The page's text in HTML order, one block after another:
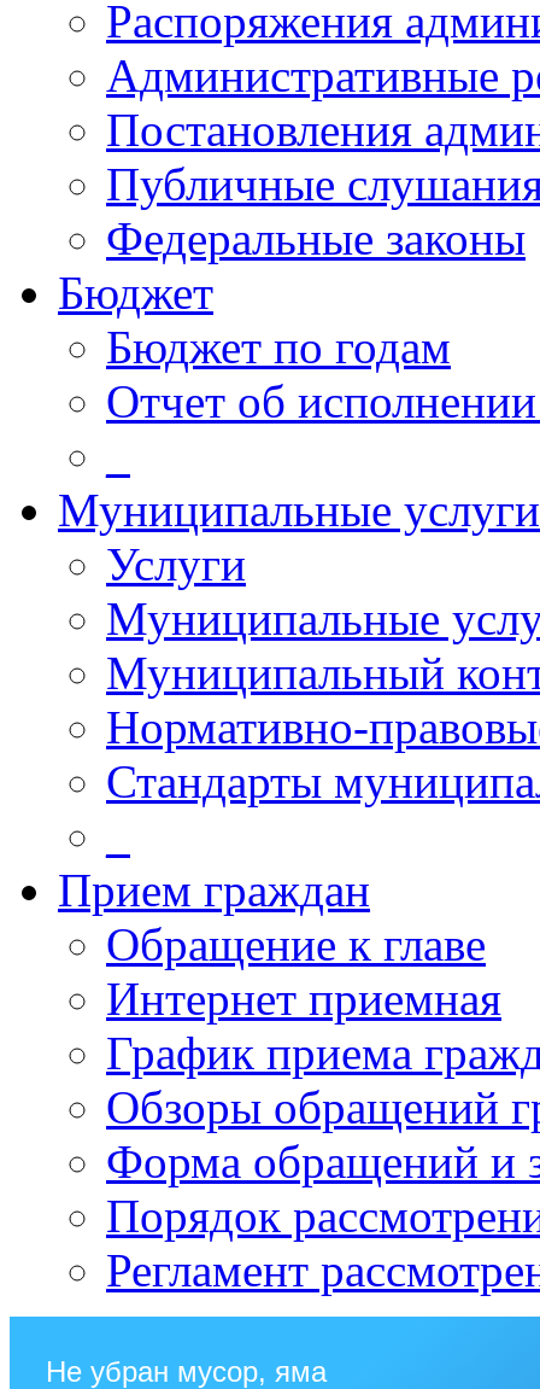
Распоряжения
Административные
Постановления
Публичные
Федеральные законы
Бюджет
Бюджет по годам
Отчет об
Муниципальные услуги
Услуги
Муниципальные
Муниципальный
Нормативно-
Стандарты
Прием граждан
Обращение к главе
Интернет приемная
График приема
Обзоры обращений
Форма обращений и
Порядок
Регламент
Не убран мусор, яма